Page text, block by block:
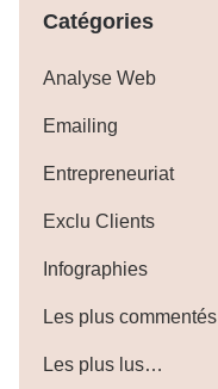
Catégories
Analyse Web
Emailing
Entrepreneuriat
Exclu Clients
Infographies
Les plus commentés
Les plus lus…